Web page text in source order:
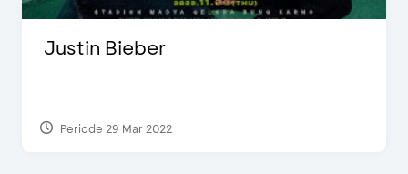
Justin Bieber
Periode 29 Mar 2022